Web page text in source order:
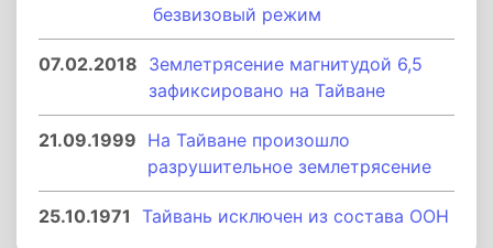
безвизовый режим
07.02.2018 Землетрясение магнитудой 6,5
зафиксировано на Тайване
21.09.1999 На Тайване произошло
разрушительное землетрясение
25.10.1971 Тайвань исключен из состава ООН